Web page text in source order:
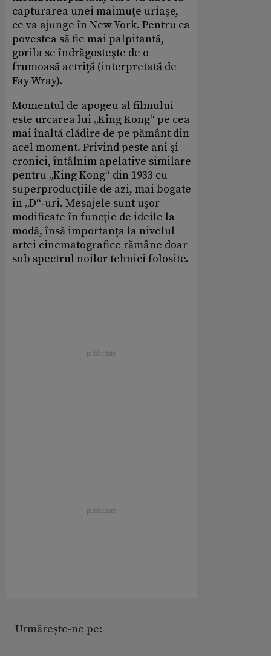
capturarea unei maimuţe uriaşe,
ce va ajunge în New York. Pentru ca
povestea să fie mai palpitantă,
gorila se îndrăgosteşte de o
frumoasă actriţă (interpretată de
Fay Wray).
Momentul de apogeu al filmului
este urcarea lui „King Kong“ pe cea
mai înaltă clădire de pe pământ din
acel moment. Privind peste ani şi
cronici, întâlnim apelative similare
pentru „King Kong“ din 1933 cu
superproducţiile de azi, mai bogate
în „D“‑uri. Mesajele sunt uşor
modificate în funcţie de ideile la
modă, însă importanţa la nivelul
artei cinematografice rămâne doar
sub spectrul noilor tehnici folosite.
Urmărește-ne pe: